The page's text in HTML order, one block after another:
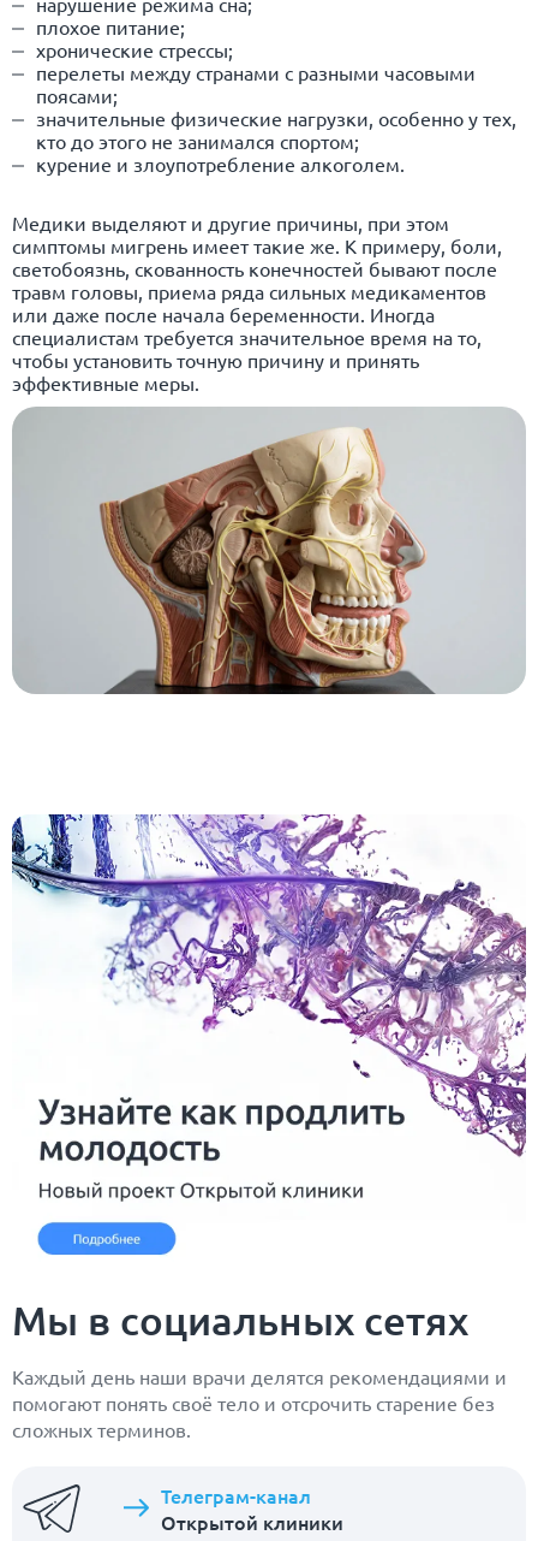
плохое питание;
хронические стрессы;
перелеты между странами с разными часовыми
поясами;
значительные физические нагрузки, особенно у тех,
кто до этого не занимался спортом;
курение и злоупотребление алкоголем.
Медики выделяют и другие причины, при этом
симптомы мигрень имеет такие же. К примеру, боли,
светобоязнь, скованность конечностей бывают после
травм головы, приема ряда сильных медикаментов
или даже после начала беременности. Иногда
специалистам требуется значительное время на то,
чтобы установить точную причину и принять
эффективные меры.
Мы в социальных сетях
Каждый день наши врачи делятся рекомендациями и
помогают понять своё тело и отсрочить старение без
сложных терминов.
Телеграм-канал
Открытой клиники